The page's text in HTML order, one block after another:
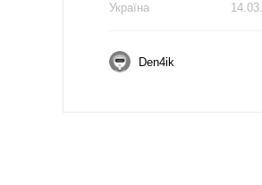
Україна
Den4ik